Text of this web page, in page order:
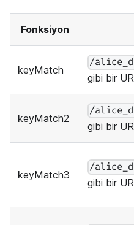
Fonksiyon
keyMatch
/
gibi bir
keyMatch2
/
gibi bir
keyMatch3
/
gibi bir